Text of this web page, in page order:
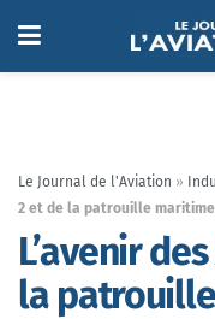
Le Journal de l'Aviation »
2 et de la patrouille maritime
L’avenir
la